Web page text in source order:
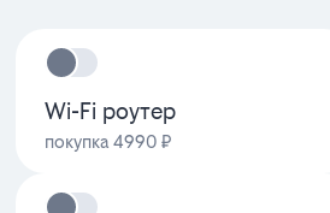
Wi-Fi роутер
покупка 4990 ₽